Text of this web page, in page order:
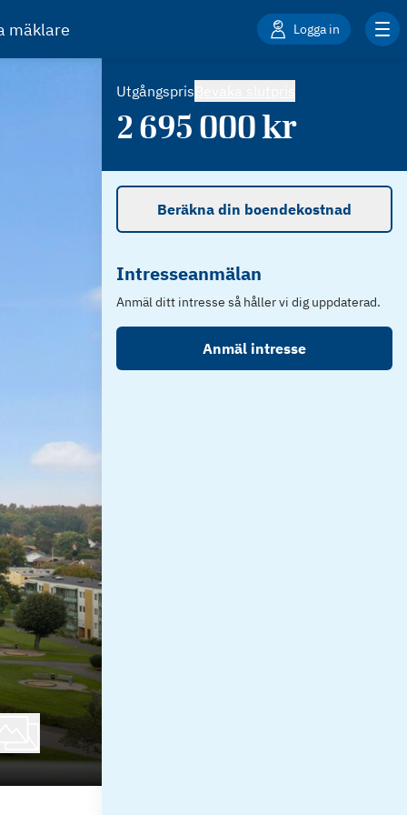
mäklare Logga in
Utgångspris
2 695 000kr
Beräkna din boendekostnad
Intresseanmälan
Anmäl ditt intresse så håller vi dig uppdaterad.
Anmäl intresse